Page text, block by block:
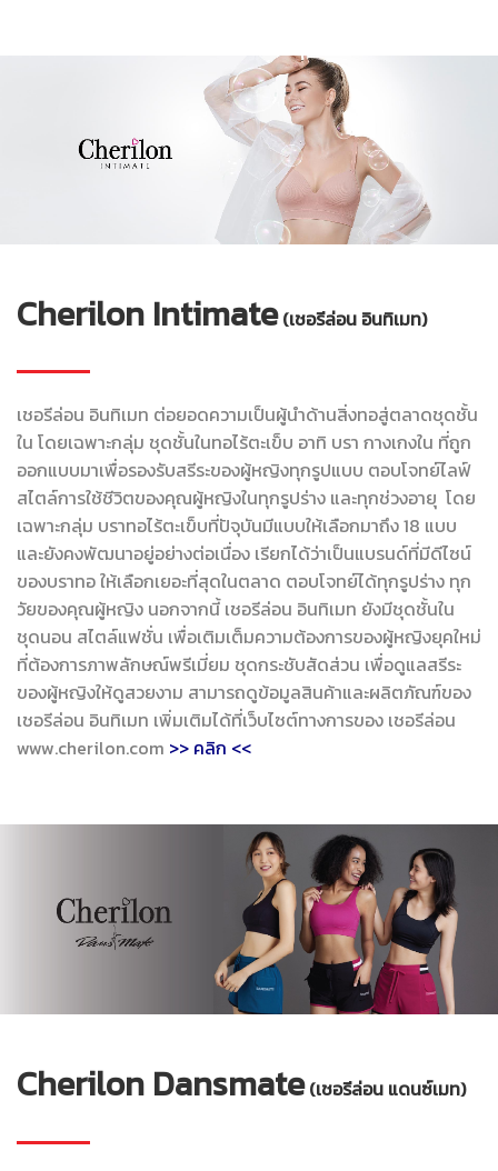
Cherilon Intimate(เชอรีล่อน อินทิเมท)
เชอรีล่อน อินทิเมท ต่อยอดความเป็นผู้นำด้านสิ่งทอสู่ตลาดชุดชั้น
ใน โดยเฉพาะกลุ่ม ชุดชั้นในทอไร้ตะเข็บ อาทิ บรา กางเกงใน ที่ถูก
ออกแบบมาเพื่อรองรับสรีระของผู้หญิงทุกรูปแบบ ตอบโจทย์ไลฟ์
สไตล์การใช้ชีวิตของคุณผู้หญิงในทุกรูปร่าง และทุกช่วงอายุ โดย
เฉพาะกลุ่ม บราทอไร้ตะเข็บที่ปัจุบันมีแบบให้เลือกมาถึง 18 แบบ
และยังคงพัฒนาอยู่อย่างต่อเนื่อง เรียกได้ว่าเป็นแบรนด์ที่มีดีไซน์
ของบราทอ ให้เลือกเยอะที่สุดในตลาด ตอบโจทย์ได้ทุกรูปร่าง ทุก
วัยของคุณผู้หญิง นอกจากนี้ เชอรีล่อน อินทิเมท ยังมีชุดชั้นใน
ชุดนอน สไตล์แฟชั่น เพื่อเติมเต็มความต้องการของผู้หญิงยุคใหม่
ที่ต้องการภาพลักษณ์พรีเมี่ยม ชุดกระชับสัดส่วน เพื่อดูแลสรีระ
ของผู้หญิงให้ดูสวยงาม สามารถดูข้อมูลสินค้าและผลิตภัณฑ์ของ
เชอรีล่อน อินทิเมท เพิ่มเติมได้ที่เว็บไซต์ทางการของ เชอรีล่อน
www.cherilon.com >> คลิก <<
Cherilon Dansmate(เชอรีล่อน แดนซ์เมท)